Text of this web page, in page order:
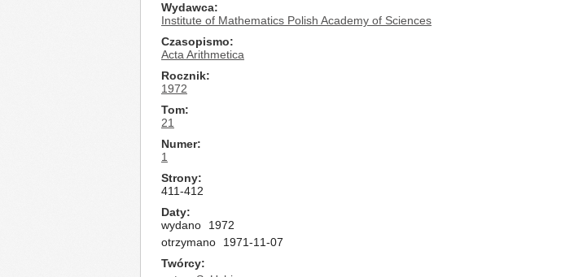
Wydawca
Institute of Mathematics Polish Academy of Sciences
Czasopismo
Acta Arithmetica
Rocznik
1972
Tom
21
Numer
1
Strony
411-412
Daty
wydano
1972
otrzymano
1971-11-07
Twórcy